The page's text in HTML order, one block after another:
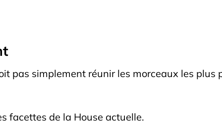
pas simplement réunir les morceaux les plus
facettes de la House actuelle.